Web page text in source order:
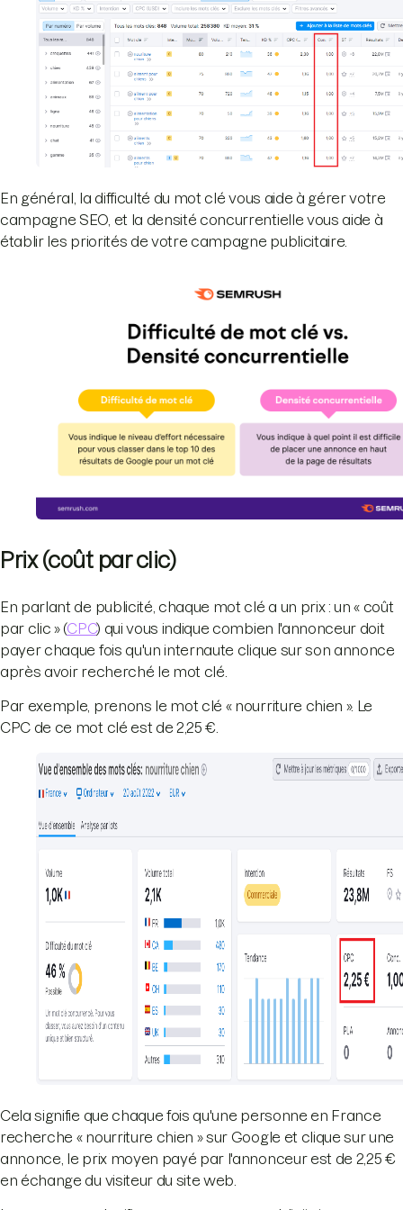
En général, la difficulté du mot clé vous aide à gérer votre
campagne SEO, et la densité concurrentielle vous aide à
établir les priorités de votre campagne publicitaire.
Prix (coût par clic)
En parlant de publicité, chaque mot clé a un prix : un « coût
par clic » (CPC) qui vous indique combien l'annonceur doit
payer chaque fois qu'un internaute clique sur son annonce
après avoir recherché le mot clé.
Par exemple, prenons le mot clé « nourriture chien ». Le
CPC de ce mot clé est de 2,25 €.
Cela signifie que chaque fois qu'une personne en France
recherche « nourriture chien » sur Google et clique sur une
annonce, le prix moyen payé par l'annonceur est de 2,25 €
en échange du visiteur du site web.